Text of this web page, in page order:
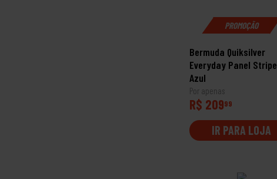
PROMOÇÃO
Bermuda Quiksilver
Everyday Panel Stripe
Azul
Por apenas
R$ 20999
IR PARA LOJA